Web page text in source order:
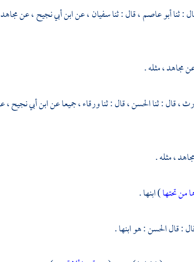
: ثناأبو عاصم ،قال : ثناسفيان ،عنابن أبي نجيح ،عن
مجاهد ،مثله .
،قال : ثناالحسن ،قال : ثناورقاء ،جميعا عنابن أبي نجيح ،
مجاهد ،مثله .
من تحتها) ابنها .
: قالالحسن: هو ابنها .